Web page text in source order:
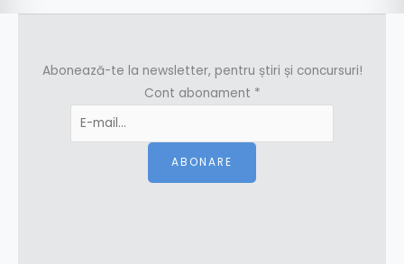
Abonează-te la newsletter, pentru știri și concursuri!
Cont abonament *
ABONARE